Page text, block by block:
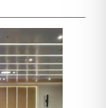
油麻地小学小手拉
们踮脚触摸油麻地小
的教室里学一首童